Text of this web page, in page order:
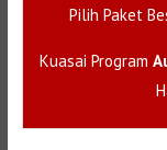
Pilih Paket
Kuasai Program